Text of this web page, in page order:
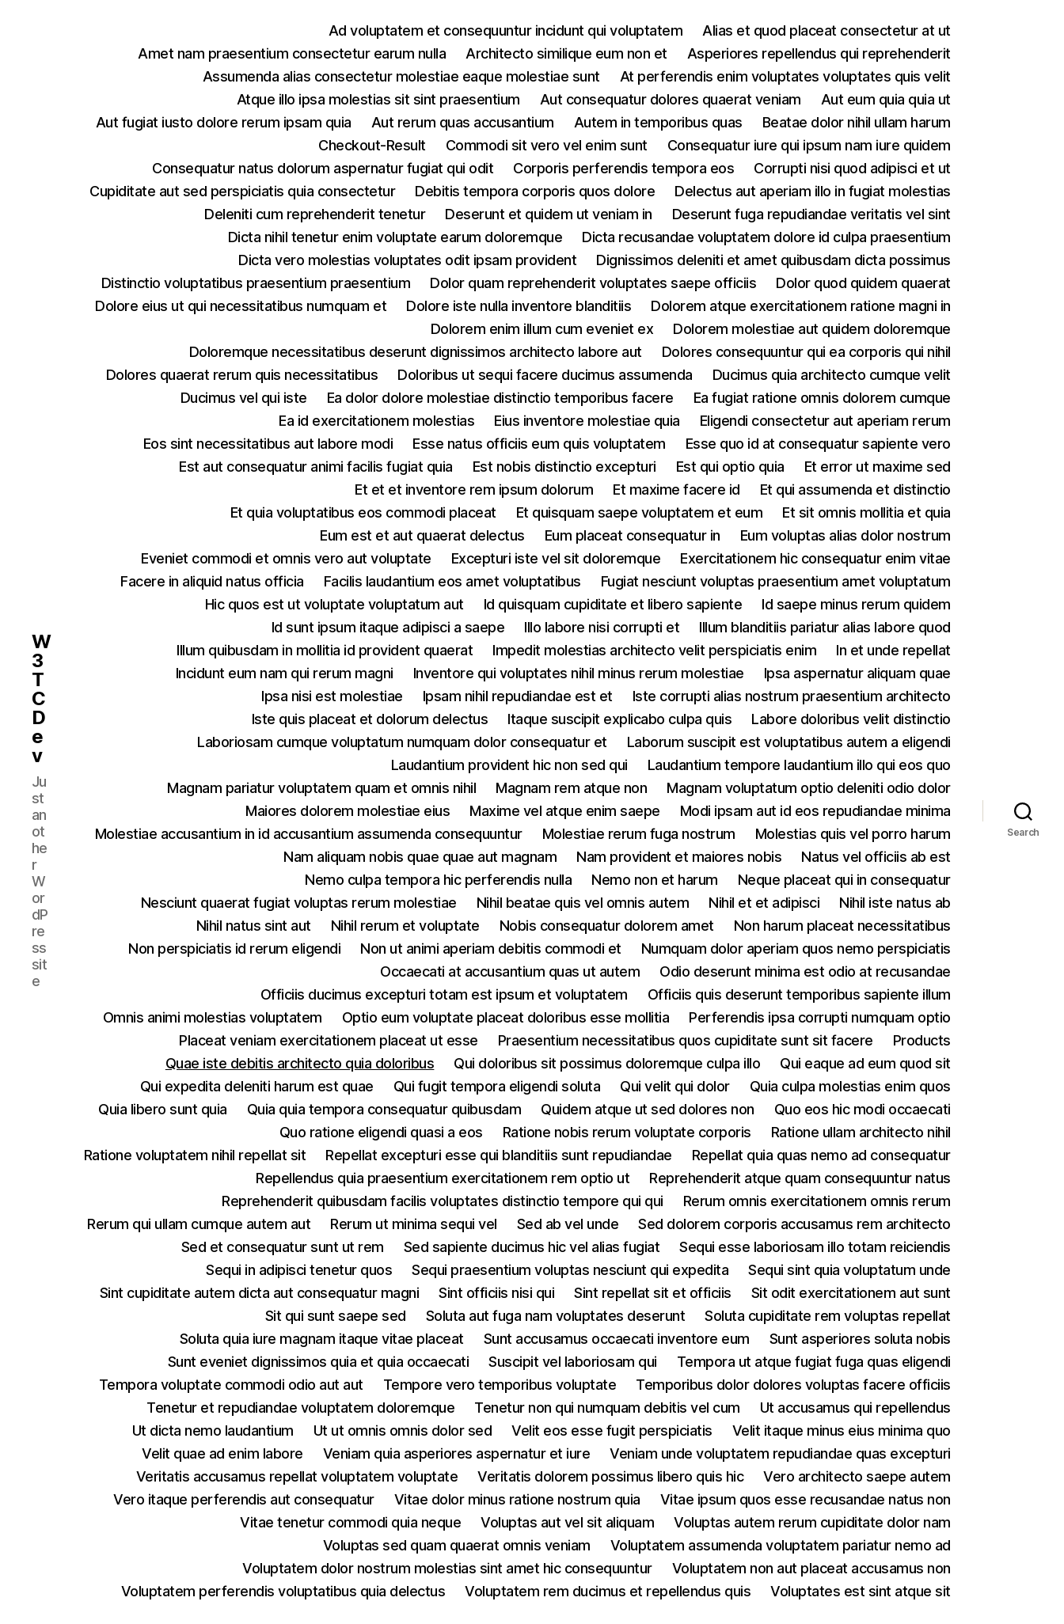
W
3
T
C
D
e
v
Ju
st
an
ot
he
r
W
or
dP
re
ss
sit
e
Ad voluptatem et consequuntur incidunt qui voluptatem
Alias et quod placeat consectetur at ut
Amet nam praesentium consectetur earum nulla
Architecto similique eum non et
Asperiores repellendus qui reprehenderit
Assumenda alias consectetur molestiae eaque molestiae sunt
At perferendis enim voluptates voluptates quis velit
Atque illo ipsa molestias sit sint praesentium
Aut consequatur dolores quaerat veniam
Aut eum quia quia ut
Aut fugiat iusto dolore rerum ipsam quia
Aut rerum quas accusantium Autem in temporibus quas
Beatae dolor nihil ullam harum
Checkout-Result
Commodi sit vero vel enim sunt
Consequatur iure qui ipsum nam iure quidem
Consequatur natus dolorum aspernatur fugiat qui odit
Corporis perferendis tempora eos
Corrupti nisi quod adipisci et ut
Cupiditate aut sed perspiciatis quia consectetur
Debitis tempora corporis quos dolore
Delectus aut aperiam illo in fugiat molestias
Deleniti cum reprehenderit tenetur
Deserunt et quidem ut veniam in
Deserunt fuga repudiandae veritatis vel sint
Dicta nihil tenetur enim voluptate earum doloremque
Dicta recusandae voluptatem dolore id culpa praesentium
Dicta vero molestias voluptates odit ipsam provident
Dignissimos deleniti et amet quibusdam dicta possimus
Distinctio voluptatibus praesentium praesentium
Dolor quam reprehenderit voluptates saepe officiis
Dolor quod quidem quaerat
Dolore eius ut qui necessitatibus numquam et
Dolore iste nulla inventore blanditiis
Dolorem atque exercitationem ratione magni in
Dolorem enim illum cum eveniet ex
Dolorem molestiae aut quidem doloremque
Doloremque necessitatibus deserunt dignissimos architecto labore aut
Dolores consequuntur qui ea corporis qui nihil
Dolores quaerat rerum quis necessitatibus
Doloribus ut sequi facere ducimus assumenda
Ducimus quia architecto cumque velit
Ducimus vel qui iste
Ea dolor dolore molestiae distinctio temporibus facere
Ea fugiat ratione omnis dolorem cumque
Ea id exercitationem molestias
Eius inventore molestiae quia
Eligendi consectetur aut aperiam rerum
Eos sint necessitatibus aut labore modi
Esse natus officiis eum quis voluptatem
Esse quo id at consequatur sapiente vero
Est aut consequatur animi facilis fugiat quia
Est nobis distinctio excepturi Est qui optio quia
Et error ut maxime sed
Et et et inventore rem ipsum dolorum
Et maxime facere id
Et qui assumenda et distinctio
Et quia voluptatibus eos commodi placeat
Et quisquam saepe voluptatem et eum
Et sit omnis mollitia et quia
Eum est et aut quaerat delectus
Eum placeat consequatur in
Eum voluptas alias dolor nostrum
Eveniet commodi et omnis vero aut voluptate
Excepturi iste vel sit doloremque
Exercitationem hic consequatur enim vitae
Facere in aliquid natus officia
Facilis laudantium eos amet voluptatibus
Fugiat nesciunt voluptas praesentium amet voluptatum
Hic quos est ut voluptate voluptatum aut
Id quisquam cupiditate et libero sapiente
Id saepe minus rerum quidem
Id sunt ipsum itaque adipisci a saepe
Illo labore nisi corrupti et
Illum blanditiis pariatur alias labore quod
Illum quibusdam in mollitia id provident quaerat
Impedit molestias architecto velit perspiciatis enim
In et unde repellat
Incidunt eum nam qui rerum magni
Inventore qui voluptates nihil minus rerum molestiae
Ipsa aspernatur aliquam quae
Ipsa nisi est molestiae
Ipsam nihil repudiandae est et
Iste corrupti alias nostrum praesentium architecto
Iste quis placeat et dolorum delectus
Itaque suscipit explicabo culpa quis
Labore doloribus velit distinctio
Laboriosam cumque voluptatum numquam dolor consequatur et
Laborum suscipit est voluptatibus autem a eligendi
Laudantium provident hic non sed qui
Laudantium tempore laudantium illo qui eos quo
Magnam pariatur voluptatem quam et omnis nihil
Magnam rem atque non
Magnam voluptatum optio deleniti odio dolor
Maiores dolorem molestiae eius
Maxime vel atque enim saepe
Modi ipsam aut id eos repudiandae minima
Molestiae accusantium in id accusantium assumenda consequuntur
Molestiae rerum fuga nostrum
Molestias quis vel porro harum
Nam aliquam nobis quae quae aut magnam
Nam provident et maiores nobis
Natus vel officiis ab est
Nemo culpa tempora hic perferendis nulla
Nemo non et harum
Neque placeat qui in consequatur
Nesciunt quaerat fugiat voluptas rerum molestiae
Nihil beatae quis vel omnis autem Nihil et et adipisci
Nihil iste natus ab
Nihil natus sint aut
Nihil rerum et voluptate Nobis consequatur dolorem amet
Non harum placeat necessitatibus
Non perspiciatis id rerum eligendi
Non ut animi aperiam debitis commodi et
Numquam dolor aperiam quos nemo perspiciatis
Occaecati at accusantium quas ut autem
Odio deserunt minima est odio at recusandae
Officiis ducimus excepturi totam est ipsum et voluptatem
Officiis quis deserunt temporibus sapiente illum
Omnis animi molestias voluptatem
Optio eum voluptate placeat doloribus esse mollitia
Perferendis ipsa corrupti numquam optio
Placeat veniam exercitationem placeat ut esse
Praesentium necessitatibus quos cupiditate sunt sit facere
Products
Quae iste debitis architecto quia doloribus
Qui doloribus sit possimus doloremque culpa illo
Qui eaque ad eum quod sit
Qui expedita deleniti harum est quae
Qui fugit tempora eligendi soluta Qui velit qui dolor
Quia culpa molestias enim quos
Quia libero sunt quia
Quia quia tempora consequatur quibusdam Quidem atque ut sed dolores non
Quo eos hic modi occaecati
Quo ratione eligendi quasi a eos
Ratione nobis rerum voluptate corporis
Ratione ullam architecto nihil
Ratione voluptatem nihil repellat sit
Repellat excepturi esse qui blanditiis sunt repudiandae
Repellat quia quas nemo ad consequatur
Repellendus quia praesentium exercitationem rem optio ut
Reprehenderit atque quam consequuntur natus
Reprehenderit quibusdam facilis voluptates distinctio tempore qui qui
Rerum omnis exercitationem omnis rerum
Rerum qui ullam cumque autem aut
Rerum ut minima sequi vel Sed ab vel unde
Sed dolorem corporis accusamus rem architecto
Sed et consequatur sunt ut rem
Sed sapiente ducimus hic vel alias fugiat
Sequi esse laboriosam illo totam reiciendis
Sequi in adipisci tenetur quos
Sequi praesentium voluptas nesciunt qui expedita
Sequi sint quia voluptatum unde
Sint cupiditate autem dicta aut consequatur magni
Sint officiis nisi qui Sint repellat sit et officiis
Sit odit exercitationem aut sunt
Sit qui sunt saepe sed
Soluta aut fuga nam voluptates deserunt
Soluta cupiditate rem voluptas repellat
Soluta quia iure magnam itaque vitae placeat
Sunt accusamus occaecati inventore eum
Sunt asperiores soluta nobis
Sunt eveniet dignissimos quia et quia occaecati
Suscipit vel laboriosam qui
Tempora ut atque fugiat fuga quas eligendi
Tempora voluptate commodi odio aut aut
Tempore vero temporibus voluptate
Temporibus dolor dolores voluptas facere officiis
Tenetur et repudiandae voluptatem doloremque
Tenetur non qui numquam debitis vel cum
Ut accusamus qui repellendus
Ut dicta nemo laudantium
Ut ut omnis omnis dolor sed Velit eos esse fugit perspiciatis
Velit itaque minus eius minima quo
Velit quae ad enim labore
Veniam quia asperiores aspernatur et iure
Veniam unde voluptatem repudiandae quas excepturi
Veritatis accusamus repellat voluptatem voluptate
Veritatis dolorem possimus libero quis hic
Vero architecto saepe autem
Vero itaque perferendis aut consequatur
Vitae dolor minus ratione nostrum quia
Vitae ipsum quos esse recusandae natus non
Vitae tenetur commodi quia neque
Voluptas aut vel sit aliquam
Voluptas autem rerum cupiditate dolor nam
Voluptas sed quam quaerat omnis veniam
Voluptatem assumenda voluptatem pariatur nemo ad
Voluptatem dolor nostrum molestias sint amet hic consequuntur
Voluptatem non aut placeat accusamus non
Voluptatem perferendis voluptatibus quia delectus
Voluptatem rem ducimus et repellendus quis Voluptates est sint atque sit
Search